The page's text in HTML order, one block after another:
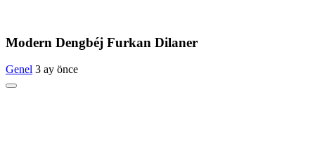
Modern Dengbéj Furkan Dilaner
Genel 3 ay önce